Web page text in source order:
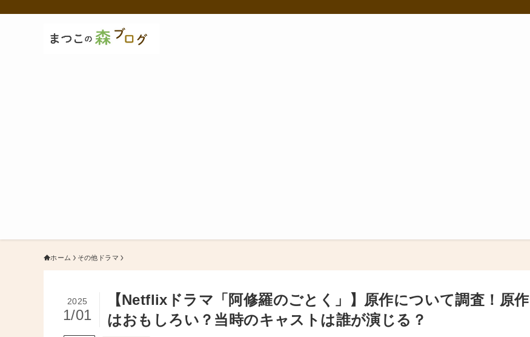
ホーム その他ドラマ
【Netflixドラマ「阿修羅のごとく」】原作について調査！原作
はおもしろい？当時のキャストは誰が演じる？
2025
1/01